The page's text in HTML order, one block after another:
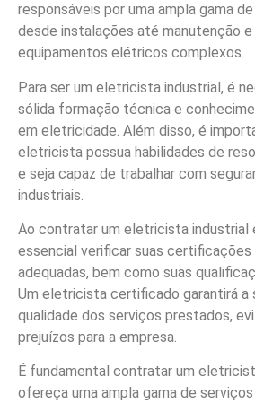
responsáveis por uma ampla gama
desde instalações até manutenção e
equipamentos elétricos complexos.
Para ser um eletricista industrial, é
sólida formação técnica e
em eletricidade. Além disso, é
eletricista possua habilidades de
e seja capaz de trabalhar com
industriais.
Ao contratar um eletricista industrial
essencial verificar suas certificações
adequadas, bem como suas
Um eletricista certificado garantirá a
qualidade dos serviços prestados,
prejuízos para a empresa.
É fundamental contratar um
ofereça uma ampla gama de